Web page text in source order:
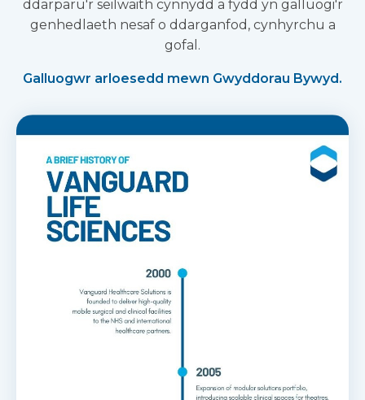
ddarparu'r seilwaith cynnydd a fydd yn galluogi'r
genhedlaeth nesaf o ddarganfod, cynhyrchu a
gofal.
Galluogwr arloesedd mewn Gwyddorau Bywyd.